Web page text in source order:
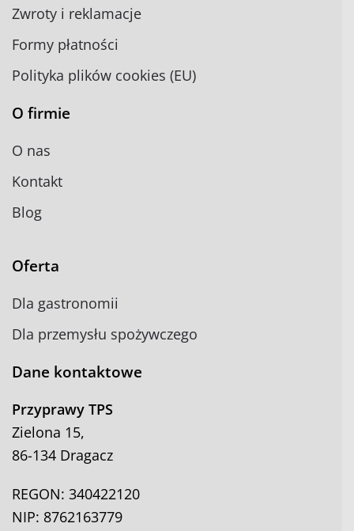
Zwroty i reklamacje
Formy płatności
Polityka plików cookies (EU)
O firmie
O nas
Kontakt
Blog
Oferta
Dla gastronomii
Dla przemysłu spożywczego
Dane kontaktowe
Przyprawy TPS
Zielona 15,
86-134 Dragacz
REGON: 340422120
NIP: 8762163779